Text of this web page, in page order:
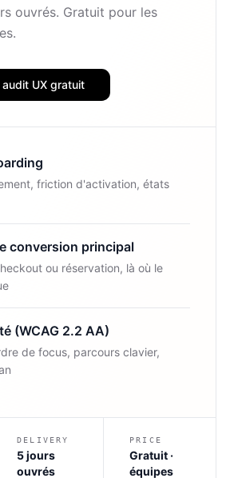
ouvrés. Gratuit pour les
UX gratuit
friction d'activation, états
conversion principal
ou réservation, là où le
(WCAG 2.2 AA)
de focus, parcours clavier,
DELIVERY
5 jours
ouvrés
PRICE
Gratuit ·
équipes